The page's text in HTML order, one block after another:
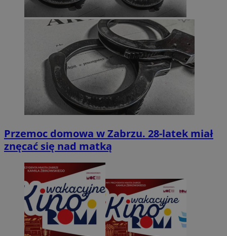
Przemoc domowa w Zabrzu. 28-latek miał
znęcać się nad matką